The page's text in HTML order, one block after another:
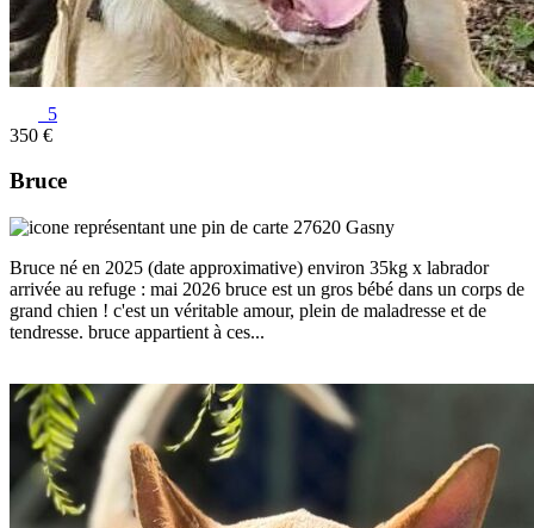
5
350 €
Bruce
27620 Gasny
Bruce né en 2025 (date approximative) environ 35kg x labrador
arrivée au refuge : mai 2026 bruce est un gros bébé dans un corps de
grand chien ! c'est un véritable amour, plein de maladresse et de
tendresse. bruce appartient à ces...